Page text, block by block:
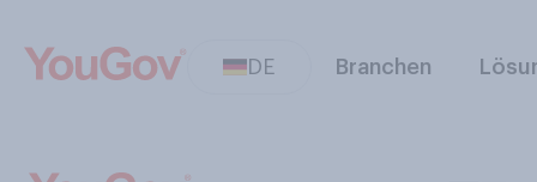
DE Branchen